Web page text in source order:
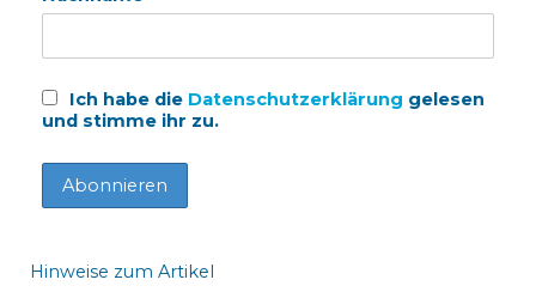
Ich habe die Datenschutzerklärung gelesen
und stimme ihr zu.
Hinweise zum Artikel